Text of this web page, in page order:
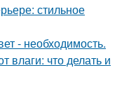
стильное
- необходимость.
влаги: что делать и